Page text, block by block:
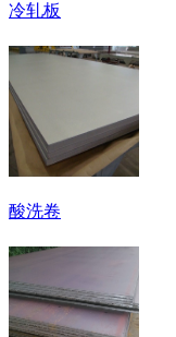
冷轧板
酸洗卷